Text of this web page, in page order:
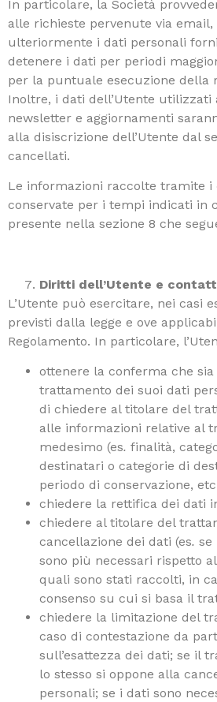
In particolare, la Società
alle richieste pervenute via
ulteriormente i dati personali
detenere i dati per periodi
per la puntuale esecuzione della
Inoltre, i dati dell’Utente utilizzati
newsletter e aggiornamenti
alla disiscrizione dell’Utente dal
cancellati.
Le informazioni raccolte tramite i
conservate per i tempi indicati in
presente nella sezione 8 che
Diritti dell’Utente e
L’Utente può esercitare, nei casi
previsti dalla legge e ove
Regolamento. In particolare,
ottenere la conferma che
trattamento dei suoi dati
di chiedere al titolare del
alle informazioni relative al
medesimo (es. finalità,
destinatari o categorie di
periodo di conservazione,
chiedere la rettifica dei dati
chiedere al titolare del
cancellazione dei dati (es. se
sono più necessari rispetto
quali sono stati raccolti, in
consenso su cui si basa il
chiedere la limitazione del
caso di contestazione da
sull’esattezza dei dati; se il
lo stesso si oppone alla
personali; se i dati sono